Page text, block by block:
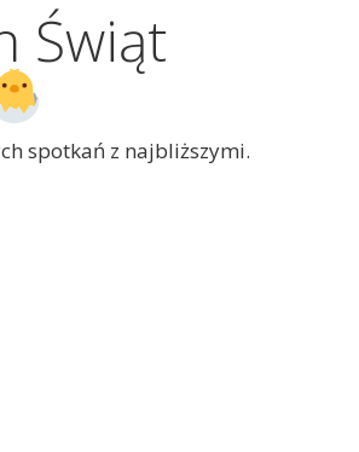
Świąt
spotkań z najbliższymi.